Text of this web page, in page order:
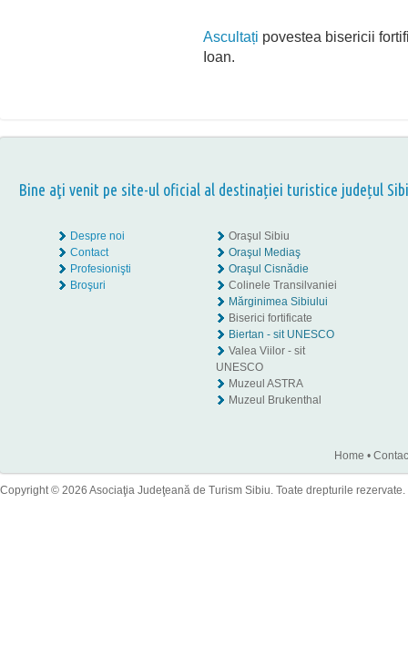
Ascultați povestea bisericii
Ioan.
Bine aţi venit pe site-ul oficial al destinației turistice județul
Despre noi
Contact
Profesionişti
Broşuri
Oraşul Sibiu
Oraşul Mediaş
Oraşul Cisnădie
Colinele Transilvaniei
Mărginimea Sibiului
Biserici fortificate
Biertan - sit UNESCO
Valea Viilor - sit
UNESCO
Muzeul ASTRA
Muzeul Brukenthal
Home •
Copyright © 2026 Asociaţia Judeţeană de Turism Sibiu. Toate drepturile rezervate.